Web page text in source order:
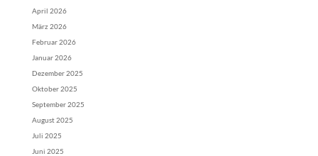
April 2026
März 2026
Februar 2026
Januar 2026
Dezember 2025
Oktober 2025
September 2025
August 2025
Juli 2025
Juni 2025